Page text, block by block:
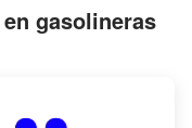
gasolineras